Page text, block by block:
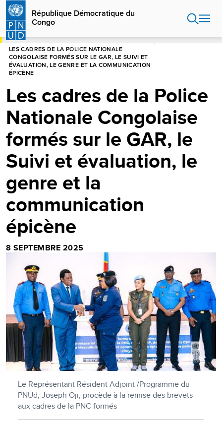
Aller
contenu
principal
République Démocratique du
Congo
HOME
LES CADRES DE LA POLICE NATIONALE
CONGOLAISE FORMÉS SUR LE GAR, LE SUIVI ET
ÉVALUATION, LE GENRE ET LA COMMUNICATION
ÉPICÈNE
Les cadres de la Police
Nationale Congolaise
formés sur le GAR, le
Suivi et évaluation, le
genre et la
communication
épicène
8 SEPTEMBRE 2025
Le Représentant Résident Adjoint /Programme du
PNUd, Joseph Oji, procède à la remise des brevets
aux cadres de la PNC formés